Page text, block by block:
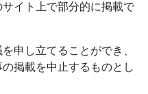
イト上で部分的に掲載で
申し立てることができ、
掲載を中止するものとし